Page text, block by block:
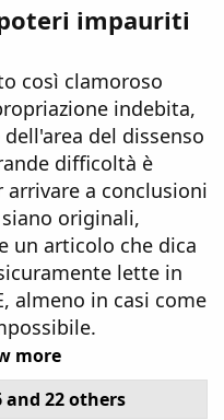
impauriti
così clamoroso
indebita,
del dissenso
difficoltà è
a conclusioni
originali,
un articolo che dica
lette in
almeno in casi come
more
and 22 others